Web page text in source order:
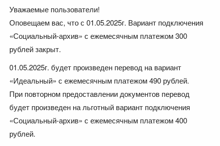
Уважаемые пользователи!
Оповещаем вас, что с 01.05.2025г. Вариант подключения
«Социальный-архив» с ежемесячным платежом 300
рублей закрыт.
01.05.2025г. будет произведен перевод на вариант
«Идеальный» с ежемесячным платежом 490 рублей.
При повторном предоставлении документов перевод
будет произведен на льготный вариант подключения
«Социальный-архив» с ежемесячным платежом 400
рублей.